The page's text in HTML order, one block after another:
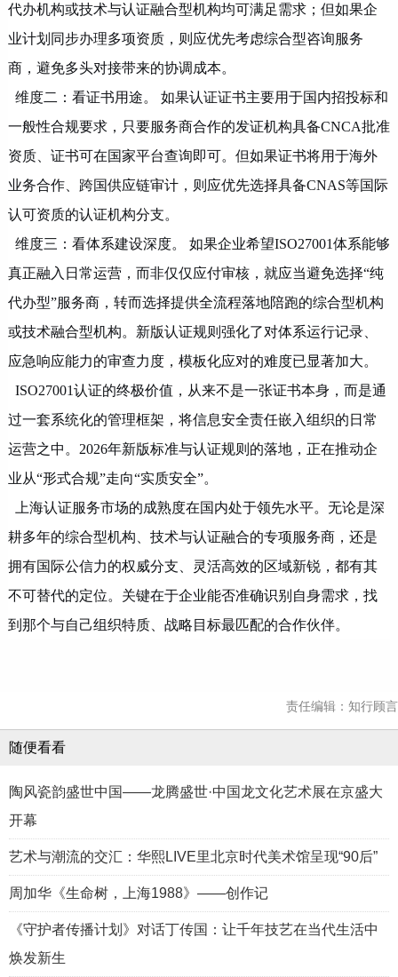
代办机构或技术与认证融合型机构均可满足需求；但如果企
业计划同步办理多项资质，则应优先考虑综合型咨询服务
商，避免多头对接带来的协调成本。
维度二：看证书用途。
如果认证证书主要用于国内招投标和
一般性合规要求，只要服务商合作的发证机构具备CNCA批准
资质、证书可在国家平台查询即可。 但如果证书将用于海外
业务合作、跨国供应链审计，则应优先选择具备CNAS等国际
认可资质的认证机构分支。
维度三：看体系建设深度。
如果企业希望ISO27001体系能够
真正融入日常运营，而非仅仅应付审核，就应当避免选择“纯
代办型”服务商，转而选择提供全流程落地陪跑的综合型机构
或技术融合型机构。新版认证规则强化了对体系运行记录、
应急响应能力的审查力度，模板化应对的难度已显著加大。
ISO27001认证的终极价值，从来不是一张证书本身，而是通
过一套系统化的管理框架，将信息安全责任嵌入组织的日常
运营之中。2026年新版标准与认证规则的落地，正在推动企
业从“形式合规”走向“实质安全”。
上海认证服务市场的成熟度在国内处于领先水平。无论是深
耕多年的综合型机构、技术与认证融合的专项服务商，还是
拥有国际公信力的权威分支、灵活高效的区域新锐，都有其
不可替代的定位。关键在于企业能否准确识别自身需求，找
到那个与自己组织特质、战略目标最匹配的合作伙伴。
责任编辑：知行顾言
随便看看
陶风瓷韵盛世中国——龙腾盛世·中国龙文化艺术展在京盛大
开幕
艺术与潮流的交汇：华熙LIVE里北京时代美术馆呈现“90后”
周加华《生命树，上海1988》——创作记
《守护者传播计划》对话丁传国：让千年技艺在当代生活中
焕发新生